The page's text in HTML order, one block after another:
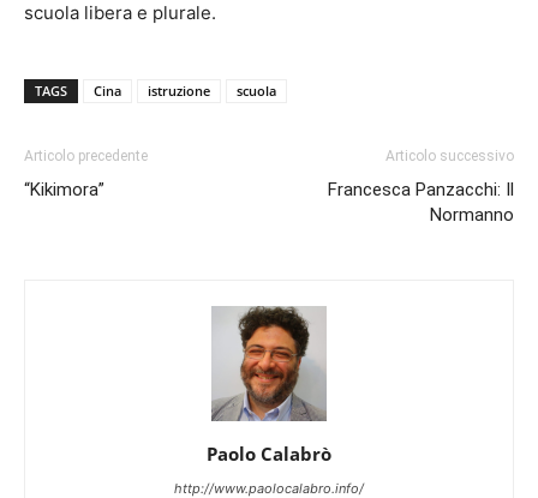
scuola libera e plurale.
TAGS Cina istruzione scuola
Articolo precedente
“Kikimora”
Articolo successivo
Francesca Panzacchi: Il
Normanno
Paolo Calabrò
http://www.paolocalabro.info/